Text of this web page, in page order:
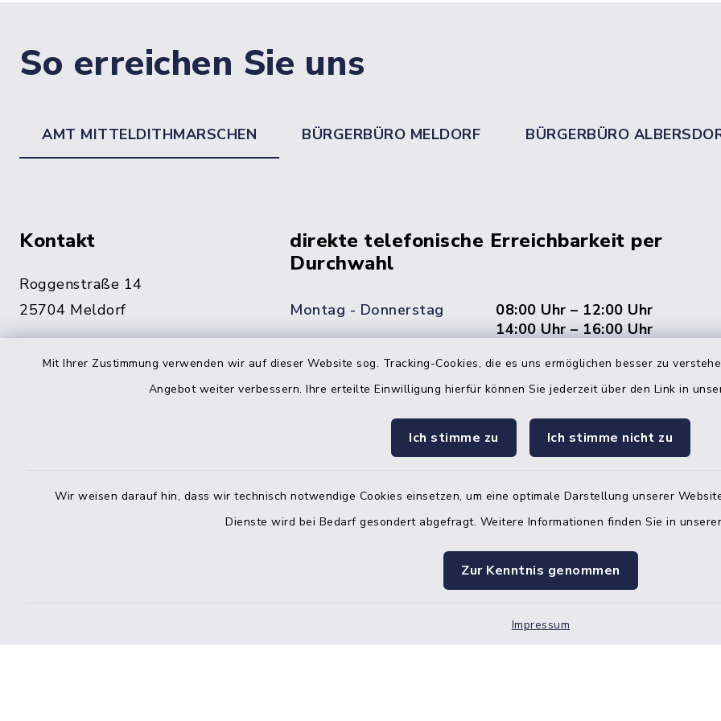
Mit Ihrer Zustimmung verwenden wir auf dieser Website sog. Tracking-Cookies, die es uns ermöglichen besser zu
Angebot weiter verbessern. Ihre erteilte Einwilligung hierfür können Sie jederzeit über den Link in
Ich stimme zu Ich stimme nicht zu
Wir weisen darauf hin, dass wir technisch notwendige Cookies einsetzen, um eine optimale Darstellung unserer
Dienste wird bei Bedarf gesondert abgefragt. Weitere Informationen finden Sie in
Zur Kenntnis genommen
Impressum
So erreichen Sie uns
AMT MITTELDITHMARSCHEN BÜRGERBÜRO MELDORF BÜRGERBÜRO
Kontakt
Roggenstraße 14
25704 Meldorf
04832 6065-215
direkte telefonische Erreichbarkeit per
Durchwahl
Montag - Donnerstag
08:00 Uhr – 12:00 Uhr
14:00 Uhr – 16:00 Uhr
Freitag
08:00 Uhr – 12:00 Uhr
Haben Sie ein dringendes Anliegen, finden aber online
Telefonnummer 04832 6065 0 an!
Telefonliste des Amtes Mitteldithmarschen